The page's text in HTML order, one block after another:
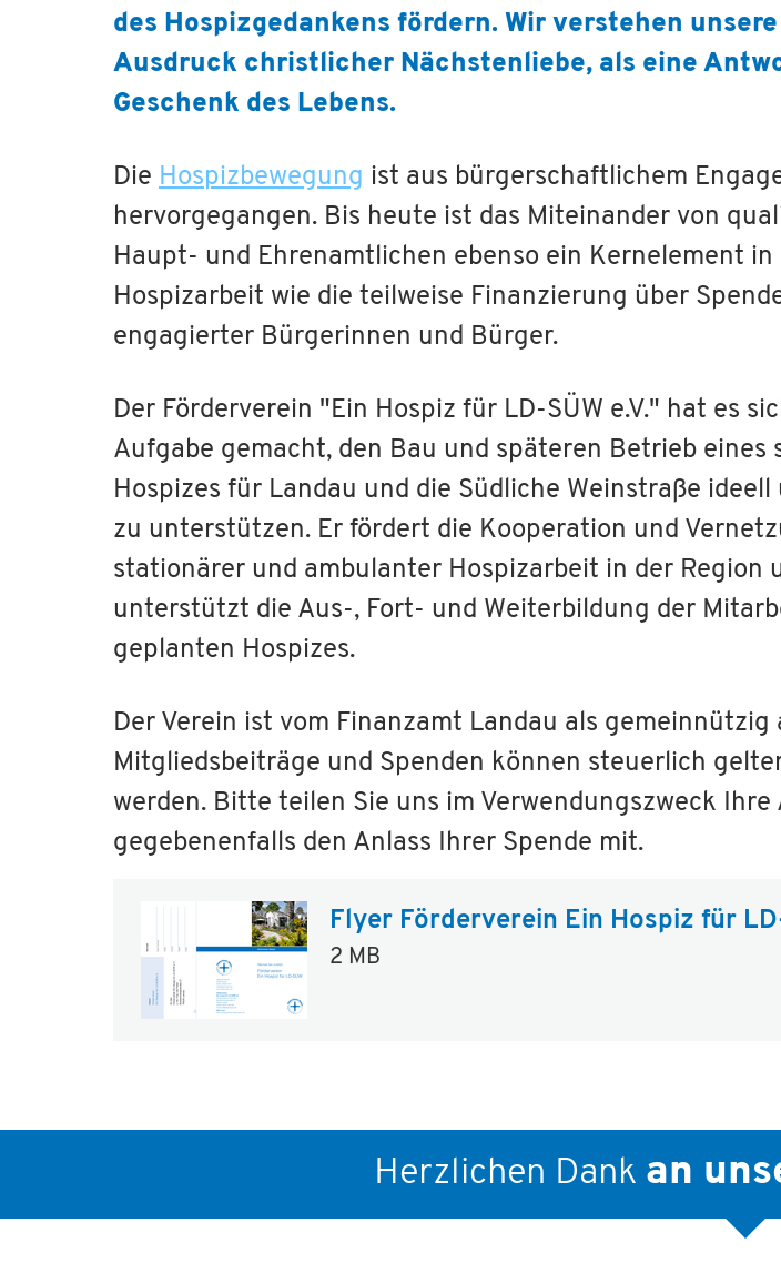
des Hospizgedankens fördern. Wir verstehen
Ausdruck christlicher Nächstenliebe, als eine
Geschenk des Lebens.
Die Hospizbewegung ist aus bürgerschaftlichem
hervorgegangen. Bis heute ist das Miteinander von
Haupt- und Ehrenamtlichen ebenso ein Kernelement in
Hospizarbeit wie die teilweise Finanzierung über
engagierter Bürgerinnen und Bürger.
Der Förderverein "Ein Hospiz für LD-SÜW e.V." hat es
Aufgabe gemacht, den Bau und späteren Betrieb eines
Hospizes für Landau und die Südliche Weinstraße
zu unterstützen. Er fördert die Kooperation und
stationärer und ambulanter Hospizarbeit in der Region
unterstützt die Aus-, Fort- und Weiterbildung der
geplanten Hospizes.
Der Verein ist vom Finanzamt Landau als gemeinnützig
Mitgliedsbeiträge und Spenden können steuerlich
werden. Bitte teilen Sie uns im Verwendungszweck Ihre
gegebenenfalls den Anlass Ihrer Spende mit.
Flyer Förderverein Ein Hospiz für
2 MB
Herzlichen Dank an